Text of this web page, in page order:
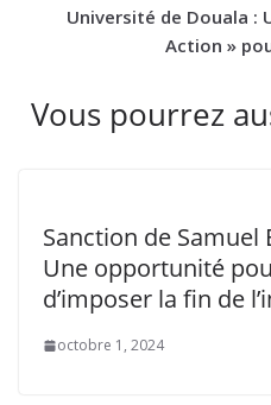
Université de Douala :
Action »
Vous pourrez
Sanction de Samuel
Une opportunité
d’imposer la fin de
octobre 1, 2024